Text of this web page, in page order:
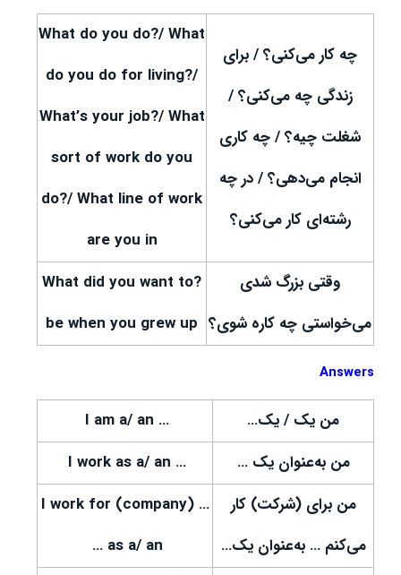
چه کار می‌کنی؟ / برای
زندگی چه می‌کنی؟ /
شغلت چیه؟ / چه کاری
انجام می‌دهی؟ / در چه
رشته‌ای کار می‌کنی؟
What do you do?/ What
do you do for living?/
What’s your job?/ What
sort of work do you
do?/ What line of work
are you in
وقتی بزرگ شدی
می‌خواستی چه کاره شوی؟
?What did you want to
be when you grew up
Answers
من یک / یک…
… I am a/ an
من به‌عنوان یک …
… I work as a/ an
من برای (شرکت) کار
می‌کنم … به‌عنوان یک…
… I work for (company)
… as a/ an